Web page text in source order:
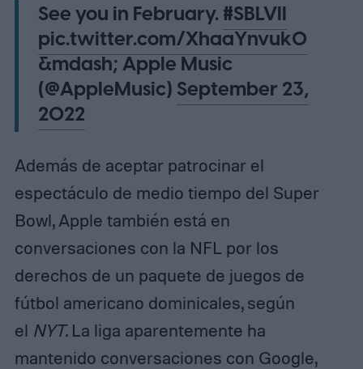
See you in February.#SBLVII
pic.twitter.com/XhaaYnvuk0
&mdash; Apple Music
(@AppleMusic) September 23,
2022
Además de aceptar patrocinar el
espectáculo de medio tiempo del Super
Bowl, Apple también está en
conversaciones con la NFL por los
derechos de un paquete de juegos de
fútbol americano dominicales, según
el NYT. La liga aparentemente ha
mantenido conversaciones con Google,